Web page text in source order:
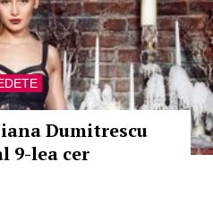
Dumitrescu
9-lea cer